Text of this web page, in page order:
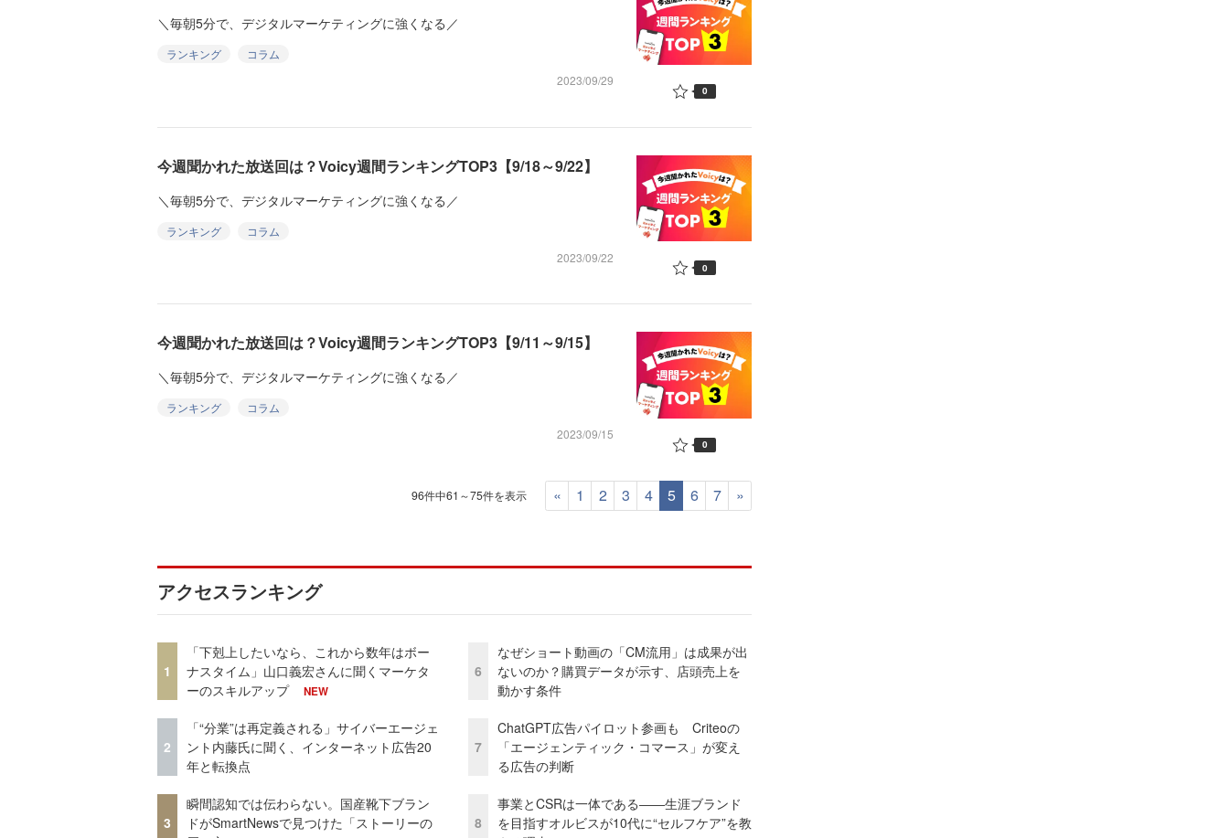
＼毎朝5分で、デジタルマーケティングに強くなる／
ランキング
コラム
2023/09/29
0
今週聞かれた放送回は？Voicy週間ランキングTOP3【9/18～9/22】
＼毎朝5分で、デジタルマーケティングに強くなる／
ランキング
コラム
2023/09/22
0
今週聞かれた放送回は？Voicy週間ランキングTOP3【9/11～9/15】
＼毎朝5分で、デジタルマーケティングに強くなる／
ランキング
コラム
2023/09/15
0
96件中61～75件を表示 « 1 2 3 4 5 6 7 »
アクセスランキング
1
「下剋上したいなら、これから数年はボー
ナスタイム」山口義宏さんに聞くマーケタ
ーのスキルアップ
NEW
2
「“分業”は再定義される」サイバーエージェ
ント内藤氏に聞く、インターネット広告20
年と転換点
3
瞬間認知では伝わらない。国産靴下ブラン
ドがSmartNewsで見つけた「ストーリーの
6
なぜショート動画の「CM流用」は成果が出
ないのか？購買データが示す、店頭売上を
動かす条件
7
ChatGPT広告パイロット参画も Criteoの
「エージェンティック・コマース」が変え
る広告の判断
8
事業とCSRは一体である――生涯ブランド
を目指すオルビスが10代に“セルフケア”を教